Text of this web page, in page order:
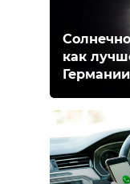
как
Германии